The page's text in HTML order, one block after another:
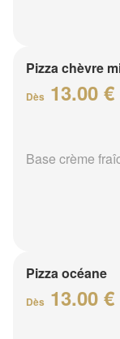
Pizza chèvre
Dès 13.00 €
Base crème
Pizza océane
Dès 13.00 €